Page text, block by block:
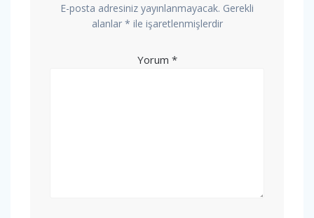
E-posta adresiniz yayınlanmayacak. Gerekli
alanlar * ile işaretlenmişlerdir
Yorum *